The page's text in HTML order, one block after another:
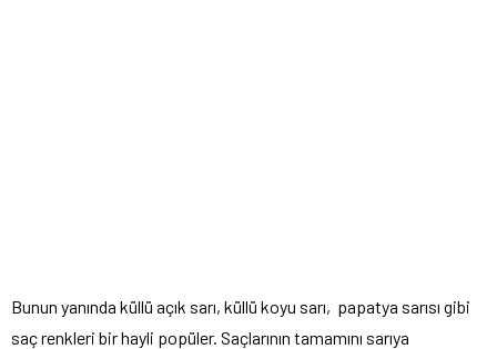
Bunun yanında küllü açık sarı, küllü koyu sarı, papatya sarısı gibi
saç renkleri bir hayli popüler. Saçlarının tamamını sarıya